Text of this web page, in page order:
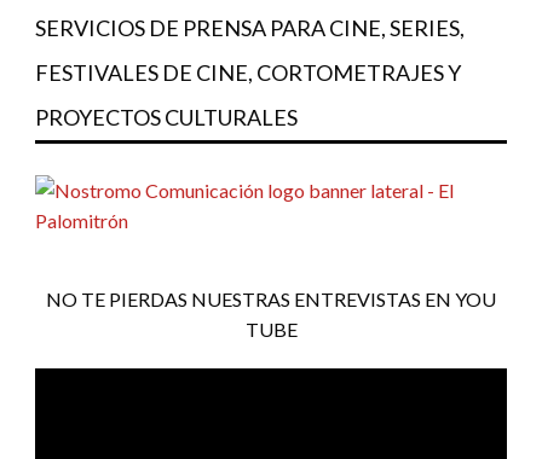
SERVICIOS DE PRENSA PARA CINE, SERIES,
FESTIVALES DE CINE, CORTOMETRAJES Y
PROYECTOS CULTURALES
NO TE PIERDAS NUESTRAS ENTREVISTAS EN YOU
TUBE